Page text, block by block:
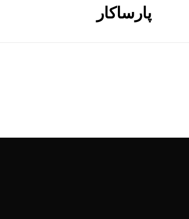
پارساکار